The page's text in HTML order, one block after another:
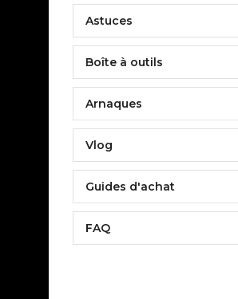
Astuces
Boîte à outils
Arnaques
Vlog
Guides d'achat
FAQ